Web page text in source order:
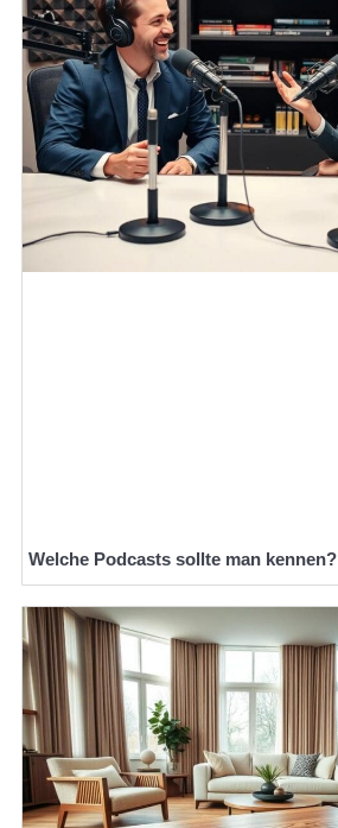
Welche Podcasts sollte man kennen?